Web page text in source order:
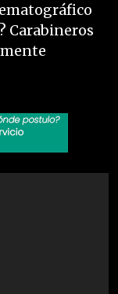
Carabineros